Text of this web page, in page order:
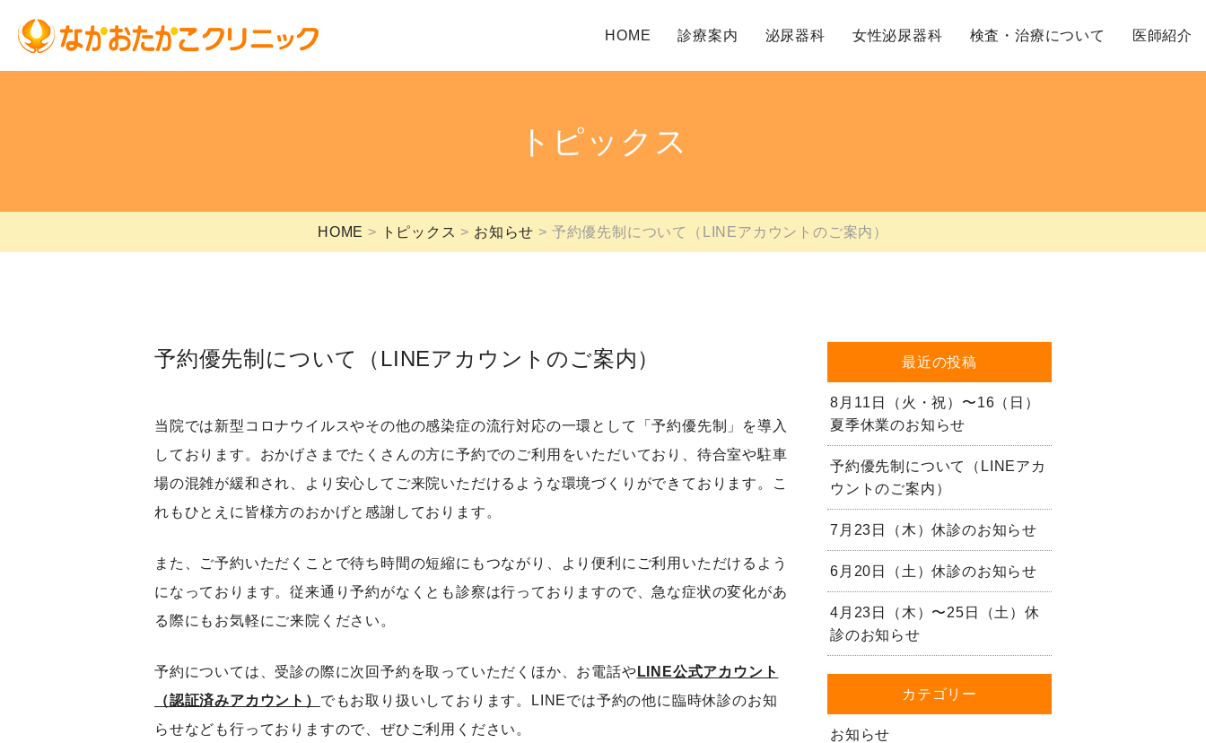
HOME 診療案内 泌尿器科 女性泌尿器科 検査・治療について 医師紹介
トピックス
HOME トピックス お知らせ 予約優先制について（LINEアカウントのご案内）
予約優先制について（LINEアカウントのご案内）
当院では新型コロナウイルスやその他の感染症の流行対応の一環として「予約優先制」を導入
しております。おかげさまでたくさんの方に予約でのご利用をいただいており、待合室や駐車
場の混雑が緩和され、より安心してご来院いただけるような環境づくりができております。こ
れもひとえに皆様方のおかげと感謝しております。
また、ご予約いただくことで待ち時間の短縮にもつながり、より便利にご利用いただけるよう
になっております。従来通り予約がなくとも診察は行っておりますので、急な症状の変化があ
る際にもお気軽にご来院ください。
予約については、受診の際に次回予約を取っていただくほか、お電話や LINE公式アカウント
（認証済みアカウント） でもお取り扱いしております。LINEでは予約の他に臨時休診のお知
らせなども行っておりますので、ぜひご利用ください。
最近の投稿
8月11日（火・祝）〜16（日）
夏季休業のお知らせ
予約優先制について（LINEアカ
ウントのご案内）
7月23日（木）休診のお知らせ
6月20日（土）休診のお知らせ
4月23日（木）〜25日（土）休
診のお知らせ
カテゴリー
お知らせ